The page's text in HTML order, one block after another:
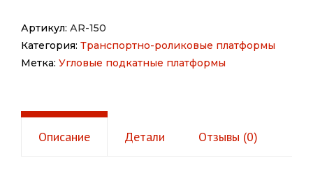
Артикул: АR-150
Категория: Транспортно-роликовые платформы
Метка: Угловые подкатные платформы
Описание Детали Отзывы (0)